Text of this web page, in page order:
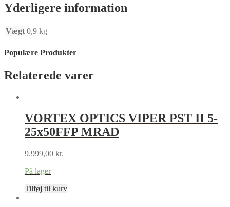
Yderligere information
Vægt 0,9 kg
Populære Produkter
Relaterede varer
VORTEX OPTICS VIPER PST II 5-
25x50FFP MRAD
9.999,00 kr.
På lager
Tilføj til kurv